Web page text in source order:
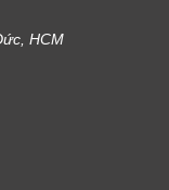
HCM